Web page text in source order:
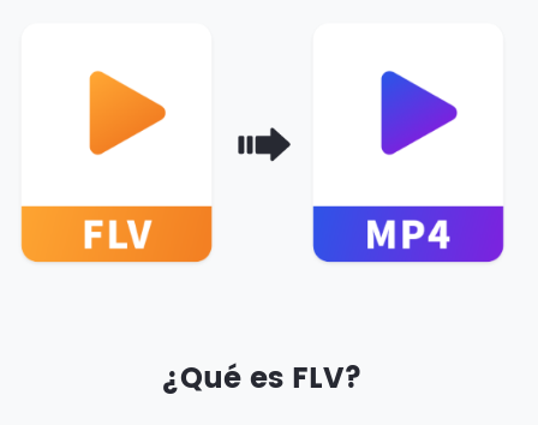
¿Qué es FLV?